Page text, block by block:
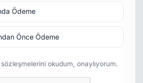
Ödeme
Önce Ödeme
sözleşmelerini okudum, onaylıyorum.